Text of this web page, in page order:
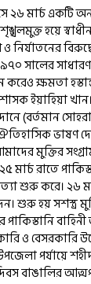
২৬ মার্চ একটি
হয়ে
সালের
করেও ক্ষমতা
ইয়াহিয়া
(বর্তমান
ভাষণ
মুক্তির
মার্চ রাতে
শুরু করে। ২৬
শুরু হয় সশস্ত্র
পাকিস্তানি
ও বেসরকারি
পর্যায়ে
বাঙালির